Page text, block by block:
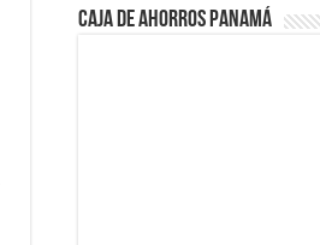
Caja de Ahorros Panamá